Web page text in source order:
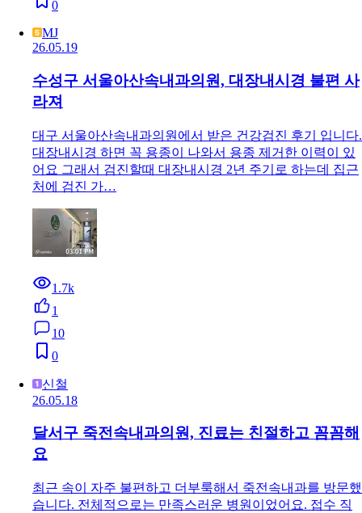
0
MJ
26.05.19
수성구 서울아산속내과의원, 대장내시경 불편 사
라져
대구 서울아산속내과의원에서 받은 건강검진 후기 입니다.
대장내시경 하면 꼭 용종이 나와서 용종 제거한 이력이 있
어요 그래서 검진할때 대장내시경 2년 주기로 하는데 집근
처에 검진 가…
1.7k
1
10
0
신철
26.05.18
달서구 죽전속내과의원, 진료는 친절하고 꼼꼼해
요
최근 속이 자주 불편하고 더부룩해서 죽전속내과를 방문했
습니다. 전체적으로는 만족스러운 병원이었어요. 접수 직